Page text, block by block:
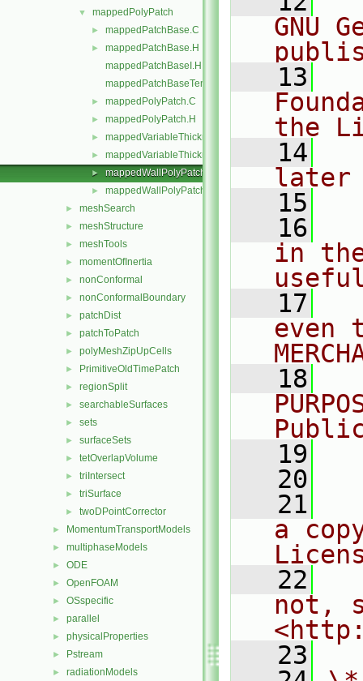
▼ mappedPolyPatch
► mappedPatchBase.C
►
mappedPatchBase.H
mappedPatchBaseI.H
mappedPatchBaseTemplates.C
► mappedPolyPatch.C
► mappedPolyPatch.H
► mappedVariableThicknessWallPolyPatch.C
► mappedVariableThicknessWallPolyPatch.H
► mappedWallPolyPatch.C
► mappedWallPolyPatch.H
► meshSearch
► meshStructure
► meshTools
► momentOfInertia
► nonConformal
► nonConformalBoundary
► patchDist
► patchToPatch
► polyMeshZipUpCells
► PrimitiveOldTimePatch
► regionSplit
► searchableSurfaces
► sets
► surfaceSets
► tetOverlapVolume
► triIntersect
► triSurface
► twoDPointCorrector
► MomentumTransportModels
► multiphaseModels
► ODE
► OpenFOAM
► OSspecific
► parallel
► physicalProperties
► Pstream
► radiationModels
GNU
   13
the
   14
later
   15
   16
in
   17
even
   18
   19
   20
   21
a
   22
not,
   23